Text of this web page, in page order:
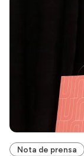
Nota de prensa